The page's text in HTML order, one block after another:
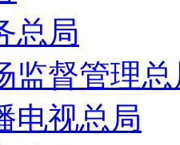
总局
监督管理
电视总局